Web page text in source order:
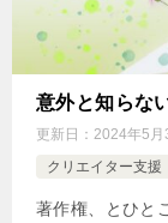
意外と知らな
更新日： 2024年5月
クリエイター支援
著作権、とひと